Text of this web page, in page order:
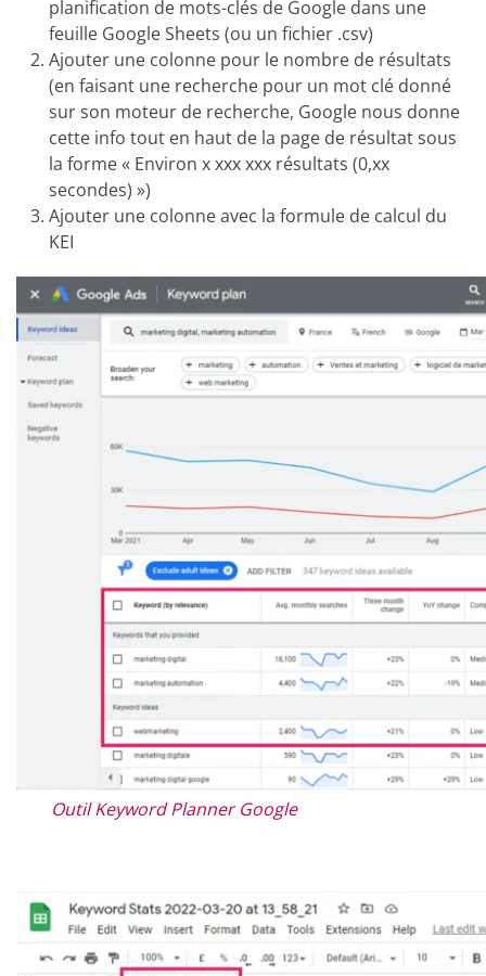
planification de mots-clés de Google dans une
feuille Google Sheets (ou un fichier .csv)
Ajouter une colonne pour le nombre de résultats
(en faisant une recherche pour un mot clé donné
sur son moteur de recherche, Google nous donne
cette info tout en haut de la page de résultat sous
la forme « Environ x xxx xxx résultats (0,xx
secondes) »)
Ajouter une colonne avec la formule de calcul du
KEI
Outil Keyword Planner Google